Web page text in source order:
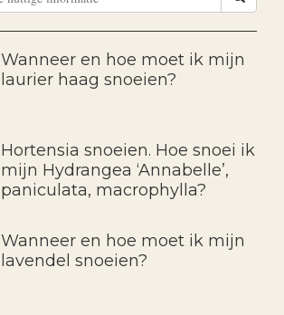
Wanneer en hoe moet ik mijn
laurier haag snoeien?
Hortensia snoeien. Hoe snoei ik
mijn Hydrangea ‘Annabelle’,
paniculata, macrophylla?
Wanneer en hoe moet ik mijn
lavendel snoeien?